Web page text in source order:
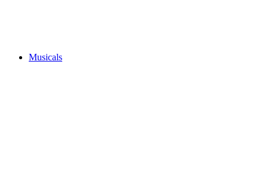
Musicals